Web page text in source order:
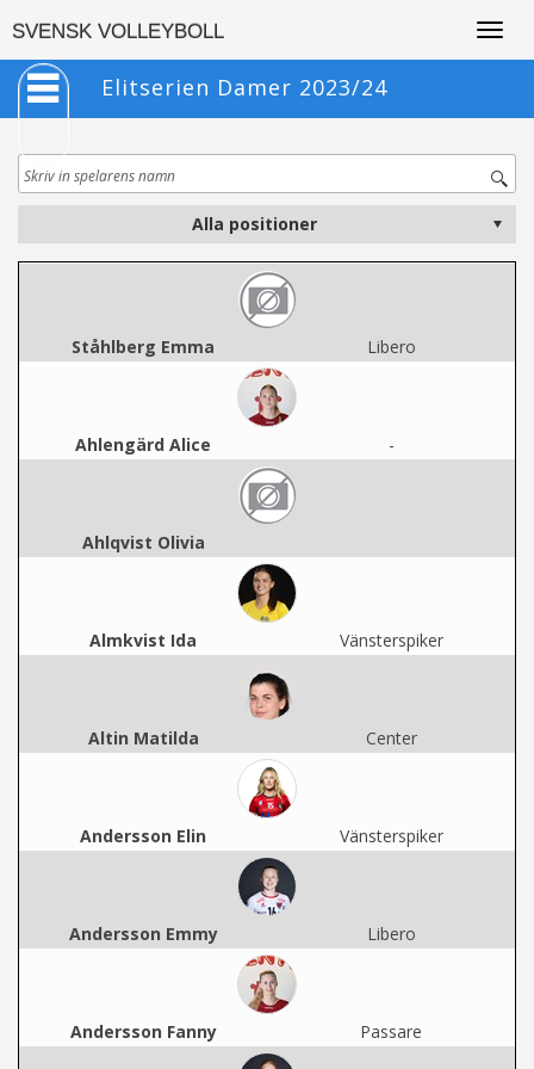
SVENSK VOLLEYBOLL
Elitserien Damer 2023/24
Ståhlberg Emma Libero
Ahlengärd Alice -
Ahlqvist Olivia
Almkvist Ida Vänsterspiker
Altin Matilda Center
Andersson Elin Vänsterspiker
Andersson Emmy Libero
Andersson Fanny Passare